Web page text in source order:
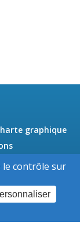
graphique
le contrôle sur